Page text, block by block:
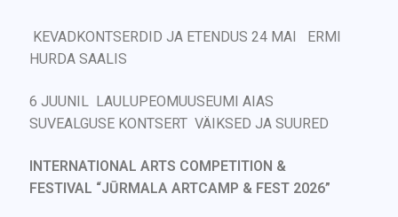
KEVADKONTSERDID JA ETENDUS 24 MAI ERMI
HURDA SAALIS
6 JUUNIL LAULUPEOMUUSEUMI AIAS
SUVEALGUSE KONTSERT VÄIKSED JA SUURED
INTERNATIONAL ARTS COMPETITION &
FESTIVAL “JŪRMALA ARTCAMP & FEST 2026”